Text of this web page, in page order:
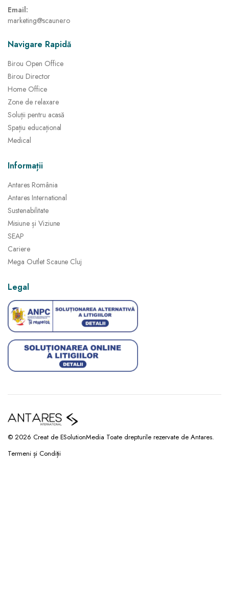
Email:
marketing@scaune.ro
Navigare Rapidă
Birou Open Office
Birou Director
Home Office
Zone de relaxare
Soluții pentru acasă
Spațiu educațional
Medical
Informații
Antares România
Antares International
Sustenabilitate
Misiune și Viziune
SEAP
Cariere
Mega Outlet Scaune Cluj
Legal
© 2026 Creat de ESolutionMedia Toate drepturile rezervate de Antares.
Termeni și Condiții